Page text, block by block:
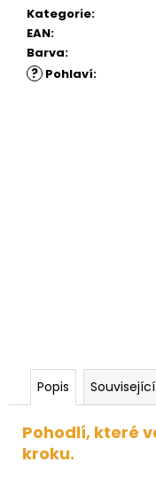
Kategorie:
EAN:
Barva:
? Pohlaví:
Popis
Pohodlí, které
kroku.